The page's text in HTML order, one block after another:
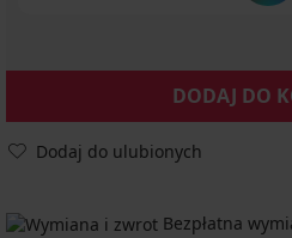
DODAJ DO
Dodaj do ulubionych
Bezpłatna